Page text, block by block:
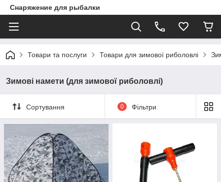
Снаряжение для рыбалки
Товари та послуги Товари для зимової риболовлі
Зимові намети (для зимової риболовлі)
Сортування 0 Фільтри